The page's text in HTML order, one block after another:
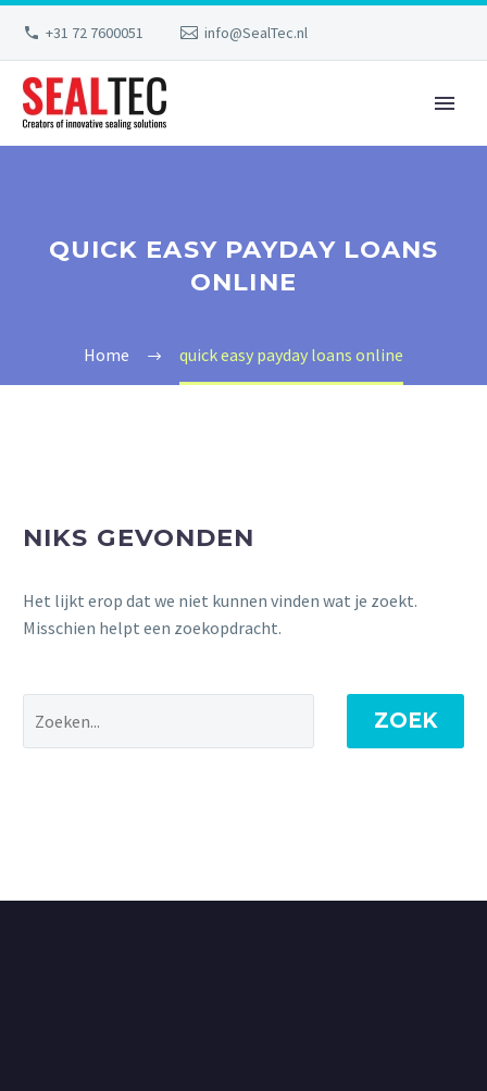
+31 72 7600051 info@SealTec.nl
QUICK EASY PAYDAY LOANS
ONLINE
Home quick easy payday loans online
NIKS GEVONDEN
Het lijkt erop dat we niet kunnen vinden wat je zoekt.
Misschien helpt een zoekopdracht.
ZOEK